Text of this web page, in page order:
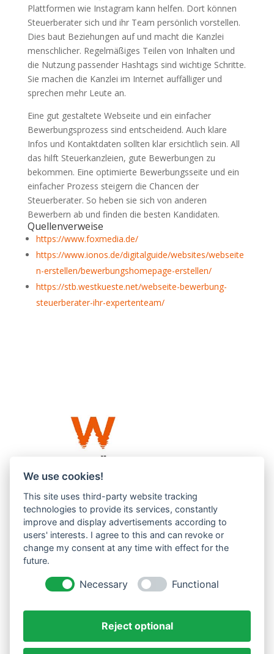
Plattformen wie Instagram kann helfen. Dort können
Steuerberater sich und ihr Team persönlich vorstellen.
Dies baut Beziehungen auf und macht die Kanzlei
menschlicher. Regelmäßiges Teilen von Inhalten und
die Nutzung passender Hashtags sind wichtige Schritte.
Sie machen die Kanzlei im Internet auffälliger und
sprechen mehr Leute an.
Eine gut gestaltete Webseite und ein einfacher
Bewerbungsprozess sind entscheidend. Auch klare
Infos und Kontaktdaten sollten klar ersichtlich sein. All
das hilft Steuerkanzleien, gute Bewerbungen zu
bekommen. Eine optimierte Bewerbungsseite und ein
einfacher Prozess steigern die Chancen der
Steuerberater. So heben sie sich von anderen
Bewerbern ab und finden die besten Kandidaten.
Quellenverweise
https://www.foxmedia.de/
https://www.ionos.de/digitalguide/websites/webseite
n-erstellen/bewerbungshomepage-erstellen/
https://stb.westkueste.net/webseite-bewerbung-
steuerberater-ihr-expertenteam/
Westküste UG (haftungsbeschränkt)
Menzlingen 14 B
51503 Rösrath
Datenschutzerklärung
We use cookies!
This site uses third-party website tracking
technologies to provide its services, constantly
improve and display advertisements according to
users' interests. I agree to this and can revoke or
change my consent at any time with effect for the
future.
Necessary Functional
Reject optional